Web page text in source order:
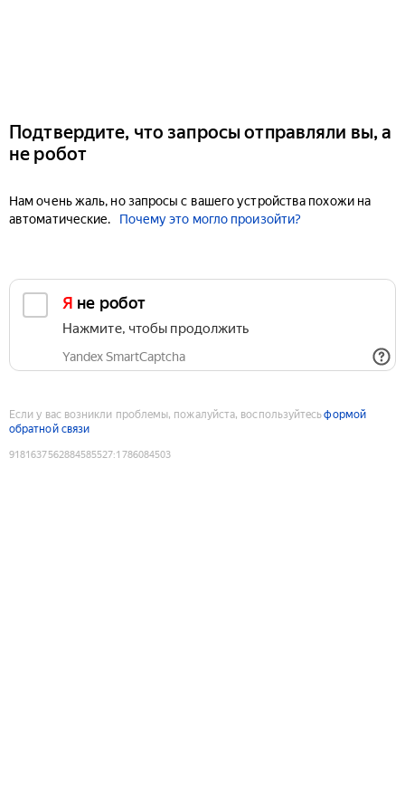
Подтвердите, что запросы отправляли вы, а
не робот
Нам очень жаль, но запросы с вашего устройства похожи на
автоматические.
Почему это могло произойти?
Я не робот
Нажмите, чтобы продолжить
Yandex SmartCaptcha
Если у вас возникли проблемы, пожалуйста, воспользуйтесьформой
обратной связи
9181637562884585527:1786084503